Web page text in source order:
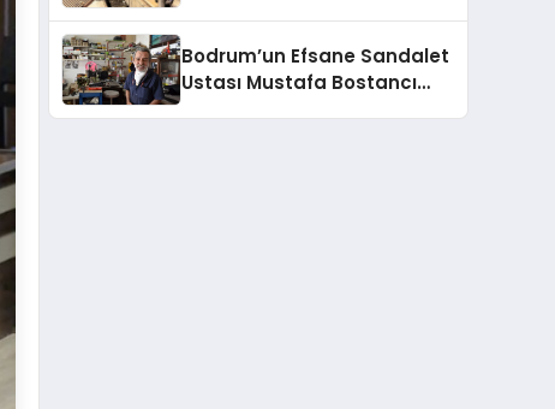
Bodrum’un Efsane Sandalet
Ustası Mustafa Bostancı